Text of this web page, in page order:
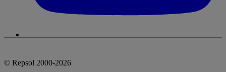
© Repsol 2000-2026